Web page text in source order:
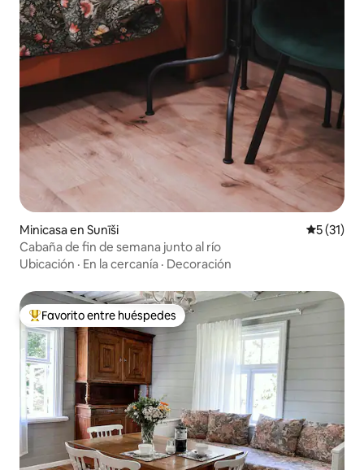
Minicasa en Sunīši
5 (31)
Cabaña de fin de semana junto al río
Ubicación · En la cercanía · Decoración
Favorito entre huéspedes preferido
Favorito entre huéspedes